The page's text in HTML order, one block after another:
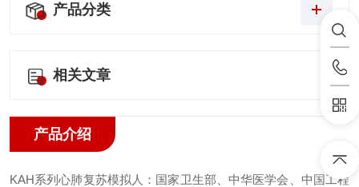
产品分类
相关文章
产品介绍
KAH系列心肺复苏模拟人：国家卫生部、中华医学会、中国工程